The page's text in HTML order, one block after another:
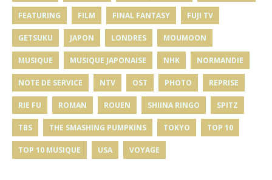
FEATURING FILM FINAL FANTASY FUJI TV
GETSUKU JAPON LONDRES MOUMOON
MUSIQUE MUSIQUE JAPONAISE NHK NORMANDIE
NOTE DE SERVICE NTV OST PHOTO REPRISE
RIE FU ROMAN ROUEN SHIINA RINGO SPITZ
TBS THE SMASHING PUMPKINS TOKYO TOP 10
TOP 10 MUSIQUE USA VOYAGE